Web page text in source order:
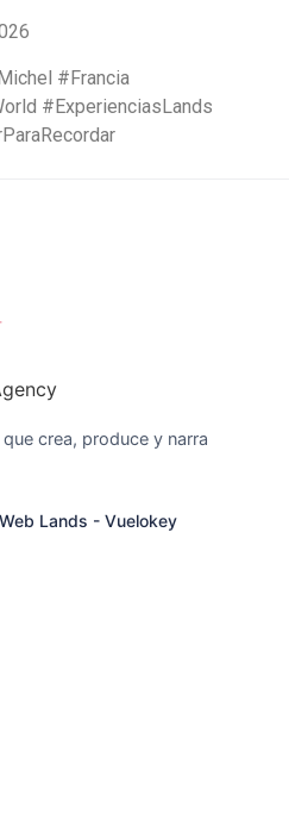
#Francia
#ExperienciasLands
crea, produce y narra
Web Lands - Vuelokey